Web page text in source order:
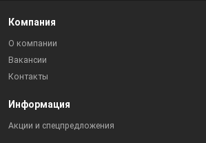
Компания
О компании
Вакансии
Контакты
Информация
Акции и спецпредложения